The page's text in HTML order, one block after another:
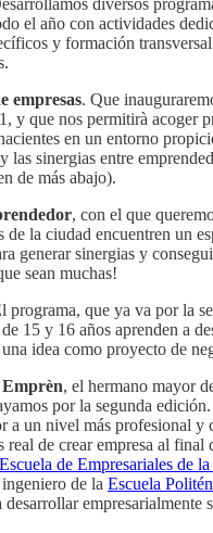
el año con actividades
y formación
empresas. Que
y que nos permitirà acoger
en un entorno
las sinergias entre
de más abajo).
, con el que
de la ciudad encuentren un
generar sinergias y
sean muchas!
programa, que ya va por la
15 y 16 años aprenden a
idea como proyecto de
, el hermano mayor
por la segunda
a un nivel más profesional y
real de crear empresa al final
Escuela de Empresariales de
de la Escuela
desarrollar empresarialmente